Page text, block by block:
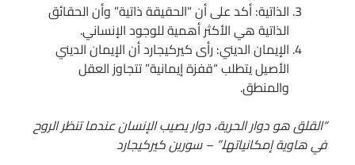
الذاتية: أكد على أن “الحقيقة ذاتية” وأن الحقائق
الذاتية هي الأكثر أهمية للوجود الإنساني.
الإيمان الديني: رأى كيركيجارد أن الإيمان الديني
الأصيل يتطلب “قفزة إيمانية” تتجاوز العقل
والمنطق.
“القلق هو دوار الحرية، دوار يصيب الإنسان عندما تنظر الروح
في هاوية إمكانياتها.” – سورين كيركيجارد